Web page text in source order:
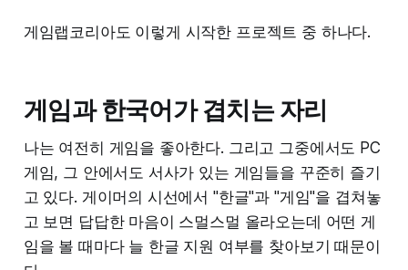
게임랩코리아도 이렇게 시작한 프로젝트 중 하나다.
게임과 한국어가 겹치는 자리
나는 여전히 게임을 좋아한다. 그리고 그중에서도 PC
게임, 그 안에서도 서사가 있는 게임들을 꾸준히 즐기
고 있다. 게이머의 시선에서 "한글"과 "게임"을 겹쳐놓
고 보면 답답한 마음이 스멀스멀 올라오는데 어떤 게
임을 볼 때마다 늘 한글 지원 여부를 찾아보기 때문이